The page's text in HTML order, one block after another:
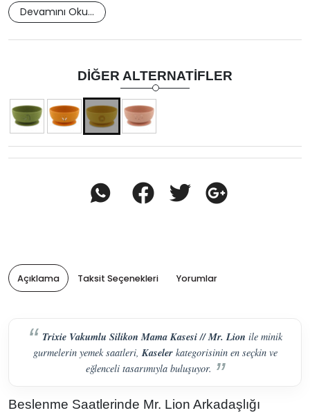
Devamını Oku...
DIĞER ALTERNATIFLER
Açıklama Taksit Seçenekleri Yorumlar
Trixie Vakumlu Silikon Mama Kasesi // Mr. Lion ile minik
gurmelerin yemek saatleri,Kaselerkategorisinin en seçkin ve
eğlenceli tasarımıyla buluşuyor.
Beslenme Saatlerinde Mr. Lion Arkadaşlığı